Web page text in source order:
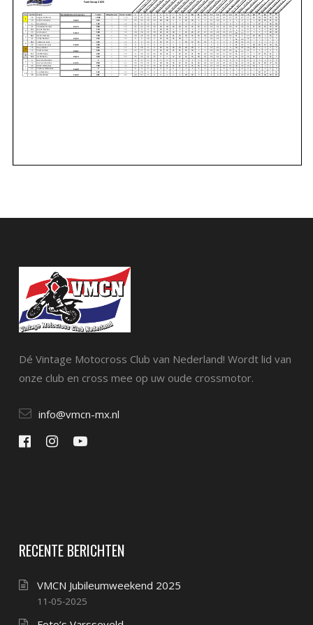
Dé Vintage Motocross Club van Nederland! Wordt lid van
onze club en cross mee op uw oude crossmotor.
info@vmcn-mx.nl
RECENTE BERICHTEN
VMCN Jubileumweekend 2025
11-05-2025